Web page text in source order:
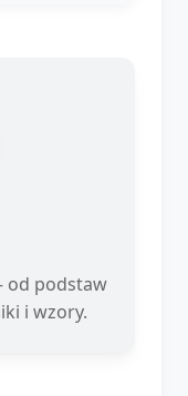
od podstaw
i wzory.